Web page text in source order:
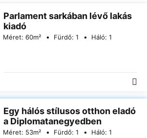
Parlament sarkában lévő lakás
kiadó
Méret: 60m² Fürdő: 1 Háló: 1
Egy hálós stílusos otthon eladó
a Diplomatanegyedben
Méret: 53m² Fürdő: 1 Háló: 1